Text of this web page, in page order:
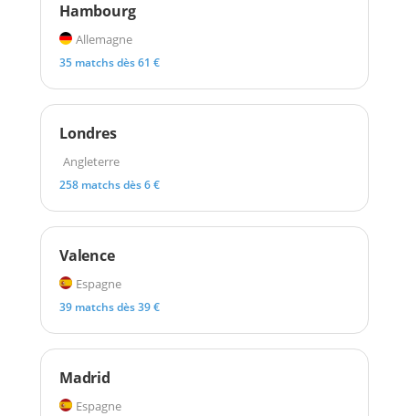
Hambourg
Allemagne
35 matchs dès 61 €
Londres
Angleterre
258 matchs dès 6 €
Valence
Espagne
39 matchs dès 39 €
Madrid
Espagne